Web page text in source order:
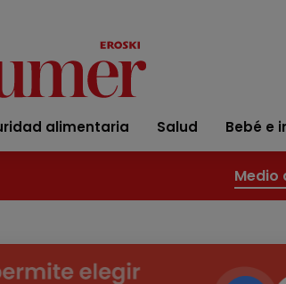
alimentaria Salud Bebé e
Medio